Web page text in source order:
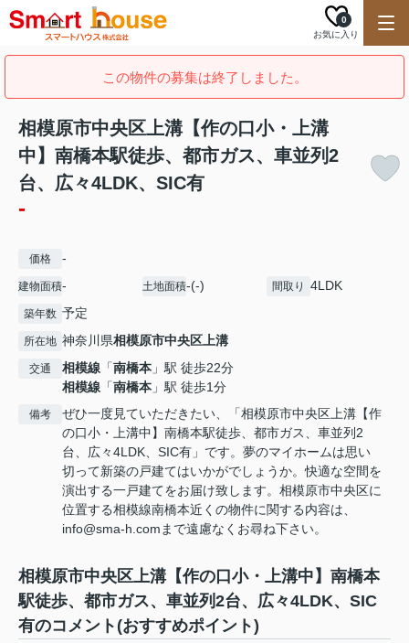
お気に入り
0
この物件の募集は終了しました。
相模原市中央区上溝【作の口小・上溝
中】南橋本駅徒歩、都市ガス、車並列2
台、広々4LDK、SIC有
-
価格 -
建物面積- 土地面積-(-) 間取り 4LDK
築年数 予定
所在地 神奈川県相模原市中央区 上溝
交通 相模線 「南橋本 」駅 徒歩22分
相模線 「南橋本 」駅 徒歩1分
備考
ぜひ一度見ていただきたい、「相模原市中央区上溝【作
の口小・上溝中】南橋本駅徒歩、都市ガス、車並列2
台、広々4LDK、SIC有」です。夢のマイホームは思い
切って新築の戸建てはいかがでしょうか。快適な空間を
演出する一戸建てをお届け致します。相模原市中央区に
位置する相模線南橋本近くの物件に関する内容は、
info@sma-h.comまで遠慮なくお尋ね下さい。
相模原市中央区上溝【作の口小・上溝中】南橋本
駅徒歩、都市ガス、車並列2台、広々4LDK、SIC
有のコメント(おすすめポイント)